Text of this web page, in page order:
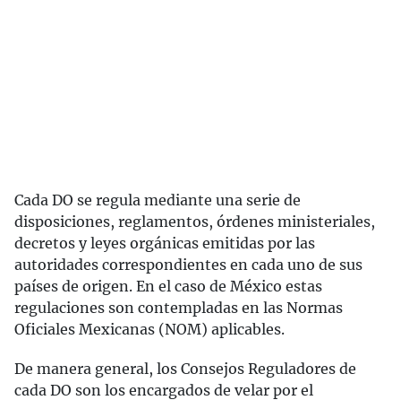
Cada DO se regula mediante una serie de
disposiciones, reglamentos, órdenes ministeriales,
decretos y leyes orgánicas emitidas por las
autoridades correspondientes en cada uno de sus
países de origen. En el caso de México estas
regulaciones son contempladas en las Normas
Oficiales Mexicanas (NOM) aplicables.
De manera general, los Consejos Reguladores de
cada DO son los encargados de velar por el